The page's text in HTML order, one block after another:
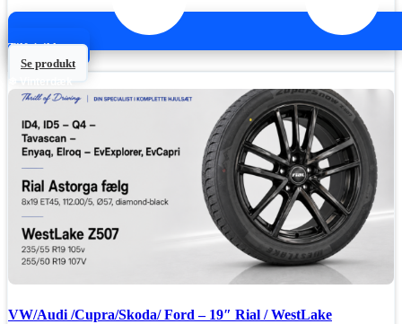
Tilføj til kurv
Se produkt
❄ Vinterdæk
VW/Audi /Cupra/Skoda/ Ford – 19″ Rial / WestLake